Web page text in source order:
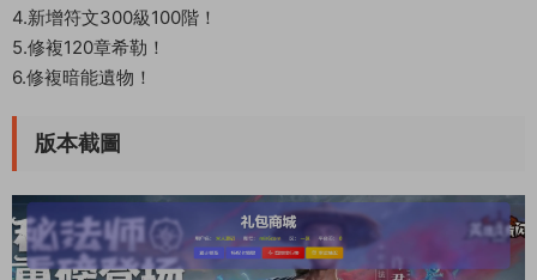
4.新增符文300級100階！
5.修複120章希勒！
6.修複暗能遺物！
版本截圖